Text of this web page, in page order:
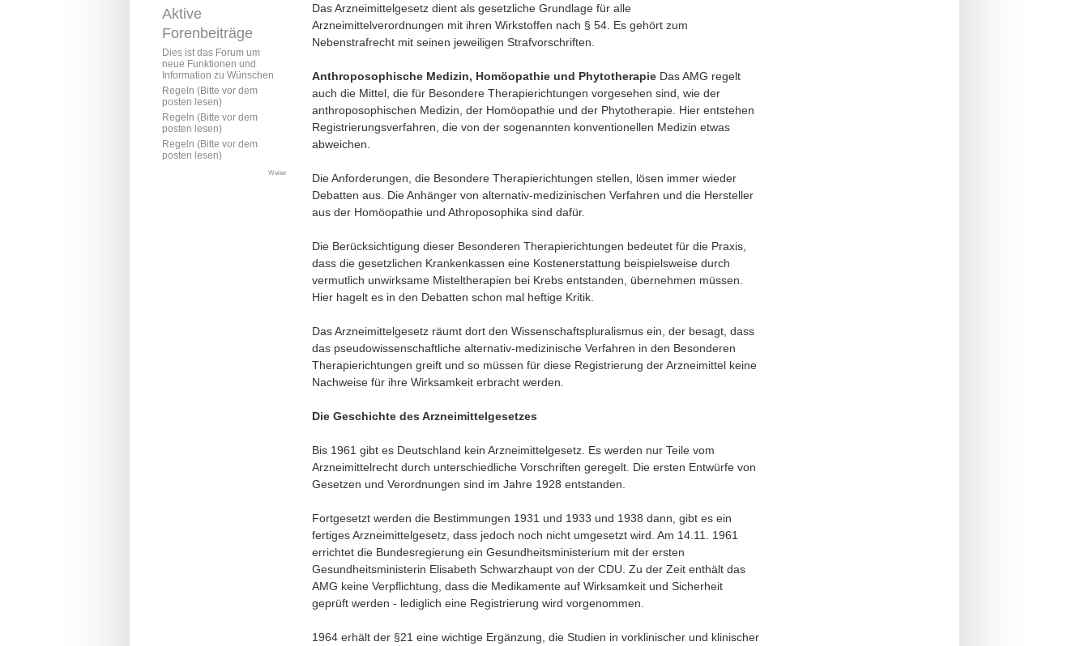
Aktive
Forenbeiträge
Dies ist das Forum um
neue Funktionen und
Information zu Wünschen
Regeln (Bitte vor dem
posten lesen)
Regeln (Bitte vor dem
posten lesen)
Regeln (Bitte vor dem
posten lesen)
Weiter
Das Arzneimittelgesetz dient als gesetzliche Grundlage für alle
Arzneimittelverordnungen mit ihren Wirkstoffen nach § 54. Es gehört zum
Nebenstrafrecht mit seinen jeweiligen Strafvorschriften.
Anthroposophische Medizin, Homöopathie und PhytotherapieDas AMG regelt
auch die Mittel, die für Besondere Therapierichtungen vorgesehen sind, wie der
anthroposophischen Medizin, der Homöopathie und der Phytotherapie. Hier entstehen
Registrierungsverfahren, die von der sogenannten konventionellen Medizin etwas
abweichen.
Die Anforderungen, die Besondere Therapierichtungen stellen, lösen immer wieder
Debatten aus. Die Anhänger von alternativ-medizinischen Verfahren und die Hersteller
aus der Homöopathie und Athroposophika sind dafür.
Die Berücksichtigung dieser Besonderen Therapierichtungen bedeutet für die Praxis,
dass die gesetzlichen Krankenkassen eine Kostenerstattung beispielsweise durch
vermutlich unwirksame Misteltherapien bei Krebs entstanden, übernehmen müssen.
Hier hagelt es in den Debatten schon mal heftige Kritik.
Das Arzneimittelgesetz räumt dort den Wissenschaftspluralismus ein, der besagt, dass
das pseudowissenschaftliche alternativ-medizinische Verfahren in den Besonderen
Therapierichtungen greift und so müssen für diese Registrierung der Arzneimittel keine
Nachweise für ihre Wirksamkeit erbracht werden.
Die Geschichte des Arzneimittelgesetzes
Bis 1961 gibt es Deutschland kein Arzneimittelgesetz. Es werden nur Teile vom
Arzneimittelrecht durch unterschiedliche Vorschriften geregelt. Die ersten Entwürfe von
Gesetzen und Verordnungen sind im Jahre 1928 entstanden.
Fortgesetzt werden die Bestimmungen 1931 und 1933 und 1938 dann, gibt es ein
fertiges Arzneimittelgesetz, dass jedoch noch nicht umgesetzt wird. Am 14.11. 1961
errichtet die Bundesregierung ein Gesundheitsministerium mit der ersten
Gesundheitsministerin Elisabeth Schwarzhaupt von der CDU. Zu der Zeit enthält das
AMG keine Verpflichtung, dass die Medikamente auf Wirksamkeit und Sicherheit
geprüft werden - lediglich eine Registrierung wird vorgenommen.
1964 erhält der §21 eine wichtige Ergänzung, die Studien in vorklinischer und klinischer